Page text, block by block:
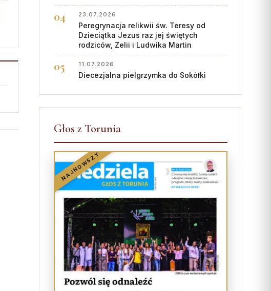
23.07.2026
Peregrynacja relikwii św. Teresy od
Dzieciątka Jezus raz jej świętych
rodziców, Zelii i Ludwika Martin
11.07.2026
Diecezjalna pielgrzymka do Sokółki
Głos z Torunia
NAJNOWSZY